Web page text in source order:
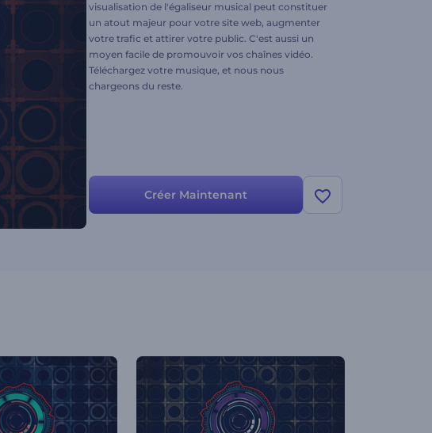
visualisation de l'égaliseur musical peut constituer
un atout majeur pour votre site web, augmenter
votre trafic et attirer votre public. C'est aussi un
moyen facile de promouvoir vos chaînes vidéo.
Téléchargez votre musique, et nous nous
chargeons du reste.
Créer Maintenant